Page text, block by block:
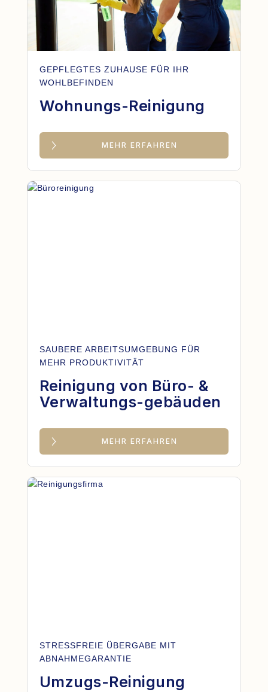
GEPFLEGTES ZUHAUSE FÜR IHR
WOHLBEFINDEN
Wohnungs-Reinigung
MEHR ERFAHREN
SAUBERE ARBEITSUMGEBUNG FÜR
MEHR PRODUKTIVITÄT
Reinigung von Büro- &
Verwaltungs-gebäuden
MEHR ERFAHREN
STRESSFREIE ÜBERGABE MIT
ABNAHMEGARANTIE
Umzugs-Reinigung